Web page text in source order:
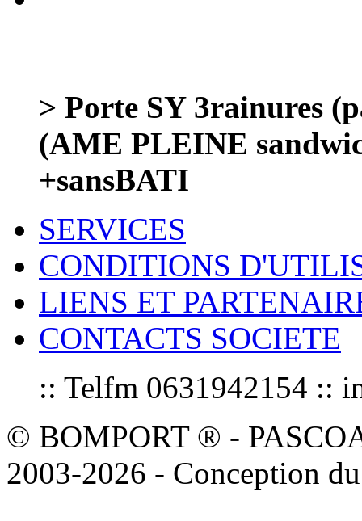
> Porte SY 3rainures
(AME PLEINE
+sansBATI
SERVICES
CONDITIONS
LIENS ET
CONTACTS SOCIETE
:: Telfm 0631942154 ::
© BOMPORT ® -
2003-2026 - Conception